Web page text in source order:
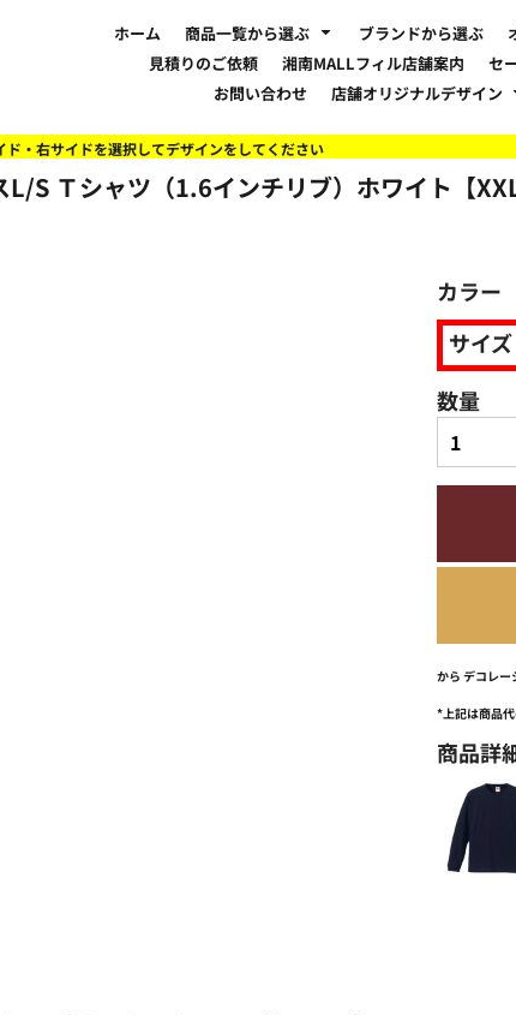
ホーム 商品一覧から選ぶ ブランドから選ぶ
見積りのご依頼
湘南MALLフィル店舗案内 セ
お問い合わせ
店舗オリジナルデザイン
・右サイドを選択してデザインをしてください
S Ｔシャツ（1.6インチリブ）ホワイト【
カラー
サイズ
数量
から デコレー
*上記は商品
商品詳
）
地キャップ）
注